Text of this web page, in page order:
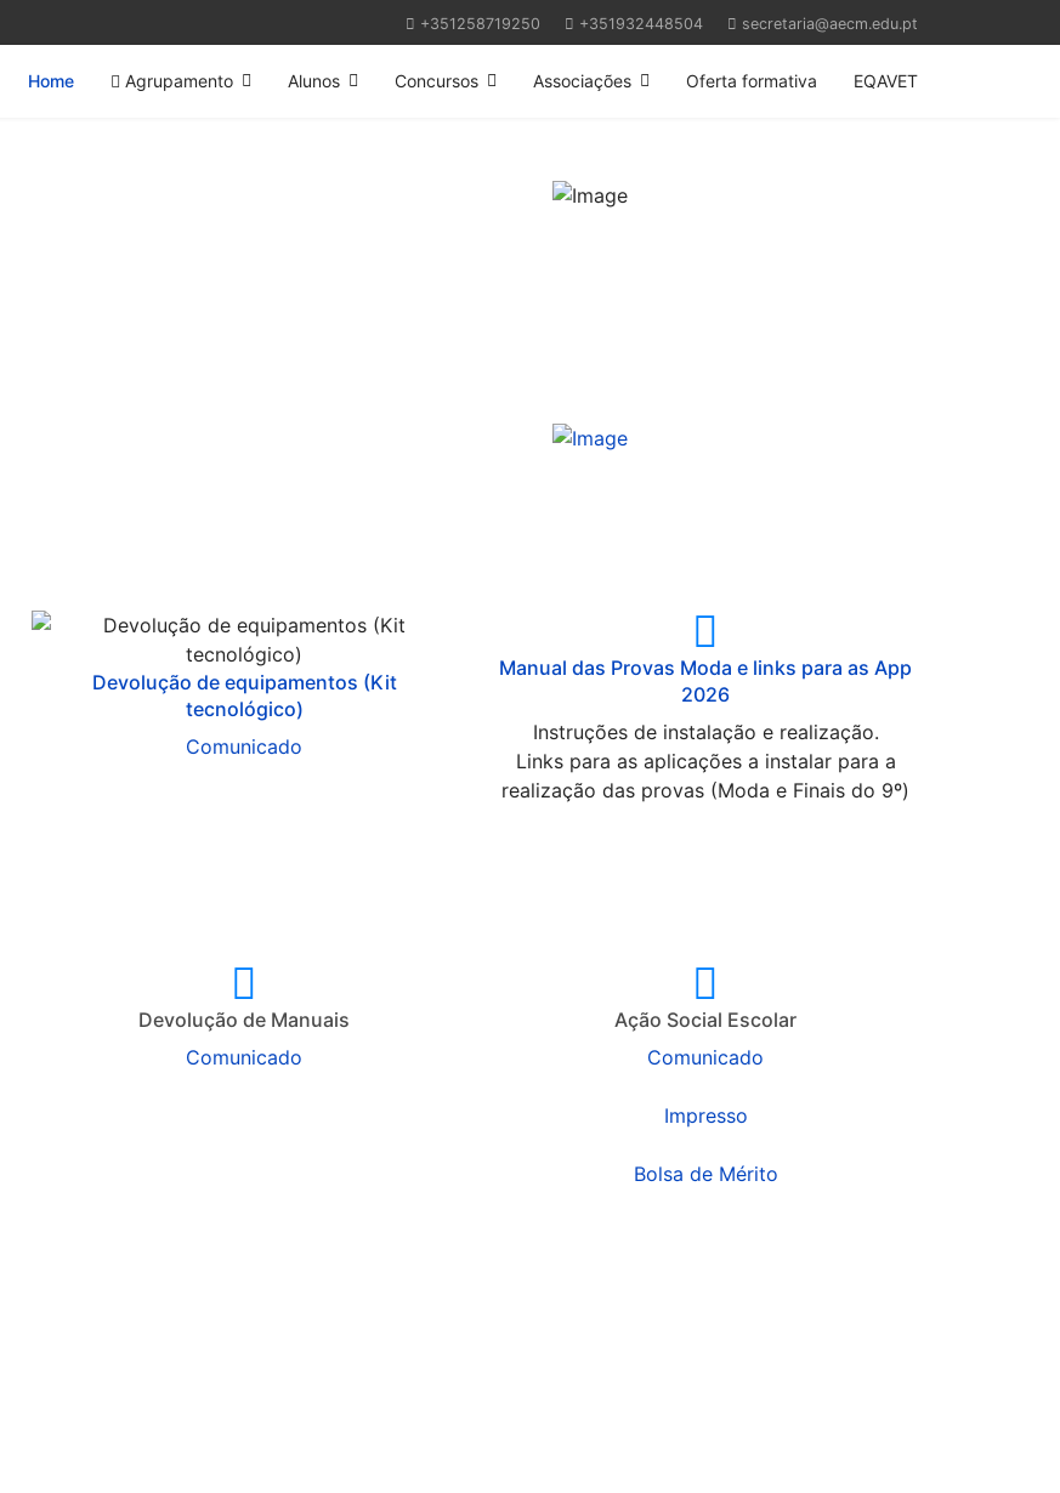
+351258719250 +351932448504 secretaria@aecm.edu.pt
Home Agrupamento Alunos Concursos Associações Oferta formativa EQAVET
Devolução de equipamentos (Kit
tecnológico)
Comunicado
Manual das Provas Moda e links para as App
2026
Instruções de instalação e realização.
Links para as aplicações a instalar para a
realização das provas (Moda e Finais do 9º)
Devolução de Manuais
Comunicado
Ação Social Escolar
Comunicado
Impresso
Bolsa de Mérito